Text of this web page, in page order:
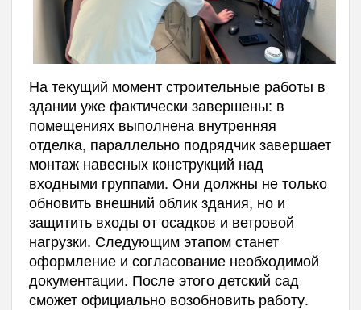
На текущий момент строительные работы в
здании уже фактически завершены: в
помещениях выполнена внутренняя
отделка, параллельно подрядчик завершает
монтаж навесных конструкций над
входными группами. Они должны не только
обновить внешний облик здания, но и
защитить входы от осадков и ветровой
нагрузки. Следующим этапом станет
оформление и согласование необходимой
документации. После этого детский сад
сможет официально возобновить работу.